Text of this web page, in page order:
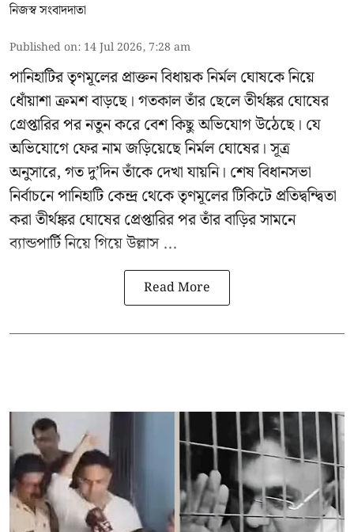
নিজস্ব সংবাদদাতা
Published on: 14 Jul 2026, 7:28 am
পানিহাটির তৃণমূলের প্রাক্তন বিধায়ক নির্মল ঘোষকে নিয়ে
ধোঁয়াশা ক্রমশ বাড়ছে। গতকাল তাঁর ছেলে তীর্থঙ্কর ঘোষের
গ্রেপ্তারির পর নতুন করে বেশ কিছু অভিযোগ উঠেছে। যে
অভিযোগে ফের নাম জড়িয়েছে নির্মল ঘোষের। সূত্র
অনুসারে, গত দু’দিন তাঁকে দেখা যায়নি। শেষ বিধানসভা
নির্বাচনে পানিহাটি কেন্দ্র থেকে তৃণমূলের টিকিটে প্রতিদ্বন্দ্বিতা
করা তীর্থঙ্কর ঘোষের প্রেপ্তারির পর তাঁর বাড়ির সামনে
ব্যান্ডপার্টি নিয়ে গিয়ে উল্লাস ...
Read More